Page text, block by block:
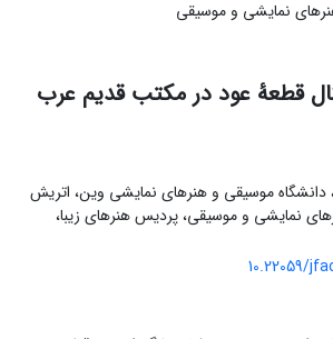
قطعۀ عود در مکتب قدیم عرب
دانشگاه موسیقی و هنرهای نمایشی وین، اتریش
نمایشی و موسیقی، پردیس هنرهای زیبا،
10.22059/